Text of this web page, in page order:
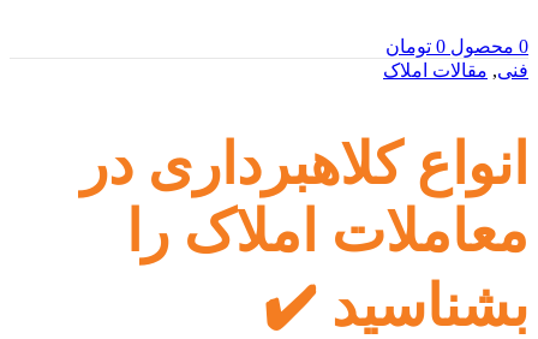
0 محصول 0 تومان
فنی, مقالات املاک
انواع کلاهبرداری در
معاملات املاک را
بشناسید ✔️